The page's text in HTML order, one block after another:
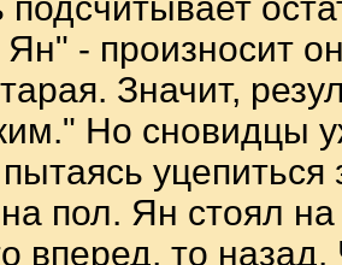
- произносит
Значит,
Но сновидцы
пытаясь
пол. Ян стоял
вперед, то